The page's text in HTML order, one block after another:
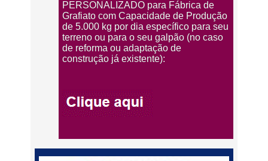
PERSONALIZADO para Fábrica de
Grafiato com Capacidade de Produção
de 5.000 kg por dia específico para seu
terreno ou para o seu galpão (no caso
de reforma ou adaptação de
construção já existente):